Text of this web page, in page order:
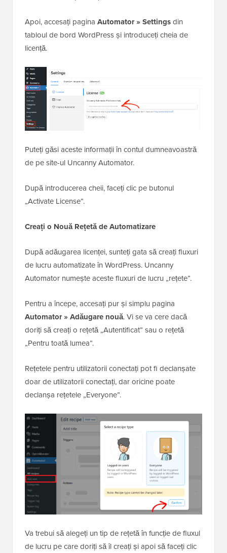
Apoi, accesați pagina Automator » Settingsdin
tabloul de bord WordPress și introduceți cheia de
licență.
Puteți găsi aceste informații în contul dumneavoastră
de pe site-ul Uncanny Automator.
După introducerea cheii, faceți clic pe butonul
„Activate License”.
Creați o Nouă Rețetă de Automatizare
După adăugarea licenței, sunteți gata să creați fluxuri
de lucru automatizate în WordPress. Uncanny
Automator numește aceste fluxuri de lucru „rețete”.
Pentru a începe, accesați pur și simplu pagina
Automator » Adăugare nouă. Vi se va cere dacă
doriți să creați o rețetă „Autentificat” sau o rețetă
„Pentru toată lumea”.
Rețetele pentru utilizatorii conectați pot fi declanșate
doar de utilizatorii conectați, dar oricine poate
declanșa rețetele „Everyone”.
Va trebui să alegeți un tip de rețetă în funcție de fluxul
de lucru pe care doriți să îl creați și apoi să faceți clic